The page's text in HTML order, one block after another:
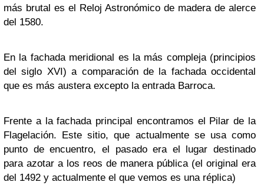
más brutal es el Reloj Astronómico de madera de alerce
del 1580.
En la fachada meridional es la más compleja (principios
del siglo XVI) a comparación de la fachada occidental
que es más austera excepto la entrada Barroca.
Frente a la fachada principal encontramos el Pilar de la
Flagelación. Este sitio, que actualmente se usa como
punto de encuentro, el pasado era el lugar destinado
para azotar a los reos de manera pública (el original era
del 1492 y actualmente el que vemos es una réplica)